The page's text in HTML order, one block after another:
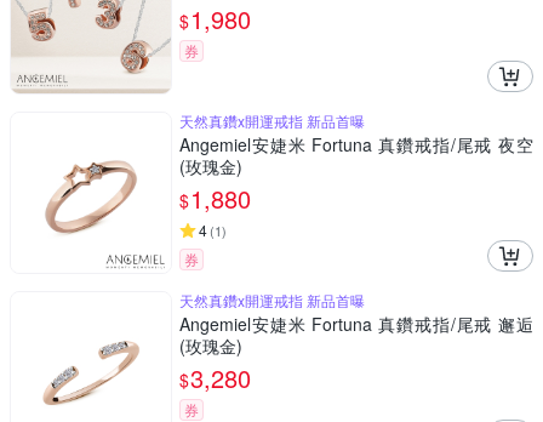
$1,980
券
天然真鑽x開運戒指 新品首曝
Angemiel安婕米 Fortuna 真鑽戒指/尾戒 夜空
(玫瑰金)
$1,880
4(1)
券
天然真鑽x開運戒指 新品首曝
Angemiel安婕米 Fortuna 真鑽戒指/尾戒 邂逅
(玫瑰金)
$3,280
券